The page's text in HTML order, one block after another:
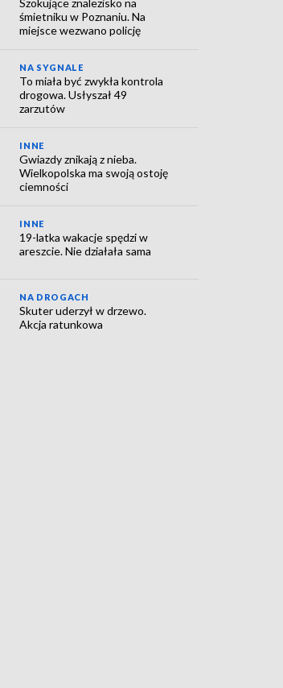
śmietniku w Poznaniu. Na
miejsce wezwano policję
NA SYGNALE
To miała być zwykła kontrola
drogowa. Usłyszał 49
zarzutów
INNE
Gwiazdy znikają z nieba.
Wielkopolska ma swoją ostoję
ciemności
INNE
19-latka wakacje spędzi w
areszcie. Nie działała sama
NA DROGACH
Skuter uderzył w drzewo.
Akcja ratunkowa